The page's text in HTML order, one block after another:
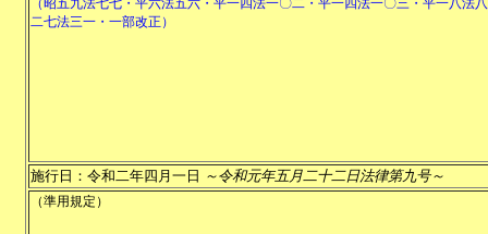
（昭五九法七七・平六法五六・平一四法一〇二・平一四法一〇三・平一八法
二七法三一・一部改正）
施行日：令和二年四月一日 ～令和元年五月二十二日法律第九号～
（準用規定）